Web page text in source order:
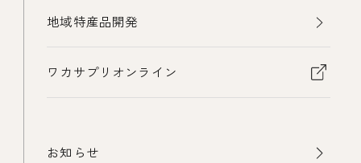
地域特産品開発
ワカサプリオンライン
お知らせ